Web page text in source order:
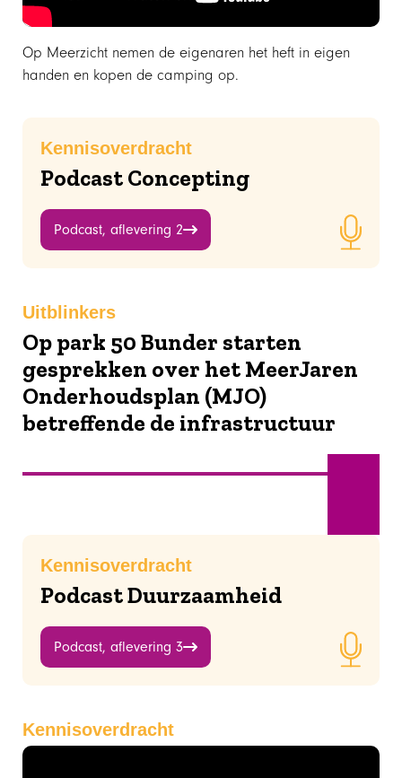
Op Meerzicht nemen de eigenaren het heft in eigen
handen en kopen de camping op.
Kennisoverdracht
Podcast Concepting
Podcast, aflevering 2
Uitblinkers
Op park 50 Bunder starten
gesprekken over het MeerJaren
Onderhoudsplan (MJO)
betreffende de infrastructuur
Kennisoverdracht
Podcast Duurzaamheid
Podcast, aflevering 3
Kennisoverdracht